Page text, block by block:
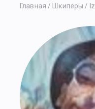
Главная / Шкиперы /